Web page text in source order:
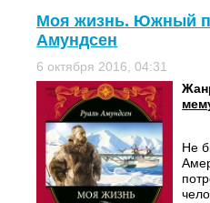
Моя жизнь. Южный
Амундсен
6 октября 2016, 04:31
Не